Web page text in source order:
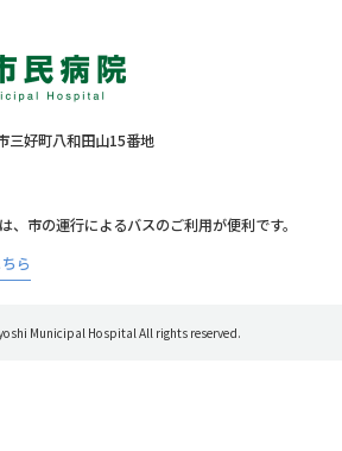
三好町八和田山15番地
、市の運行によるバスのご利用が便利です。
ら
Municipal Hospital All rights reserved.